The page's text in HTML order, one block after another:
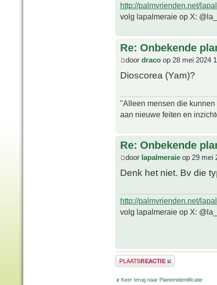
http://palmvrienden.net/
volg lapalmeraie op X:
Re: Onbekende
door draco op 28 mei 2024
Dioscorea (Yam)?
"Alleen mensen die
aan nieuwe feiten en
Re: Onbekende
door lapalmeraie op 29 mei
Denk het niet. Bv die
http://palmvrienden.net/
volg lapalmeraie op X:
Plaats een reactie
Keer terug naar Plantenidentificatie